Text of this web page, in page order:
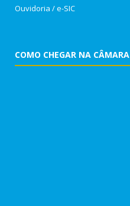
Ouvidoria /e-SIC
COMO CHEGAR NA CÂMARA